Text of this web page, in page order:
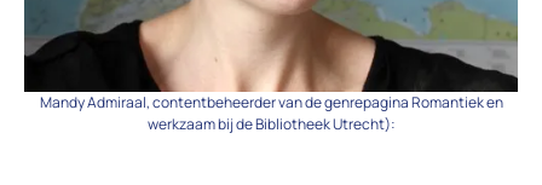
Mandy Admiraal, contentbeheerder van de genrepagina Romantiek en
werkzaam bij de Bibliotheek Utrecht):